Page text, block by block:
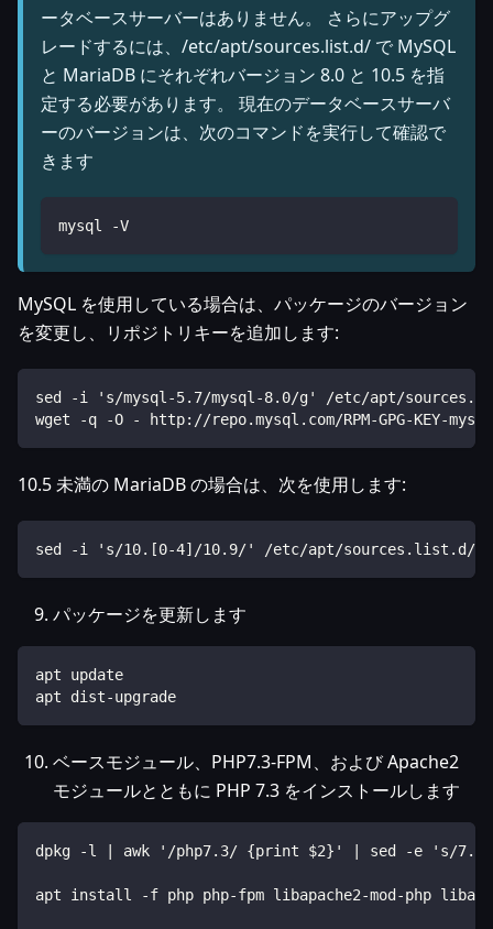
ータベースサーバーはありません。 さらにアップグ
レードするには、/etc/apt/sources.list.d/ で MySQL
と MariaDB にそれぞれバージョン 8.0 と 10.5 を指
定する必要があります。 現在のデータベースサーバ
ーのバージョンは、次のコマンドを実行して確認で
きます
mysql -V
MySQL を使用している場合は、パッケージのバージョン
を変更し、リポジトリキーを追加します:
sed -i 's/mysql-5.7/mysql-8.0/g' /etc/apt/
wget -q -O - http://repo.mysql.com/RPM-GPG-KEY-
10.5 未満の MariaDB の場合は、次を使用します:
sed -i 's/10.[0-4]/10.9/' /etc/apt/sources.list.d/
パッケージを更新します
apt update
apt dist-upgrade
ベースモジュール、PHP7.3-FPM、および Apache2
モジュールとともに PHP 7.3 をインストールします
dpkg -l | awk '/php7.3/ {print $2}' | sed -e 's/
apt install -f php php-fpm libapache2-mod-php